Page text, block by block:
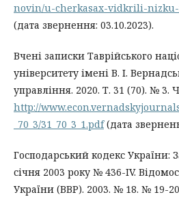
novin/u-cherkasax-vidkrili-
(дата звернення: 03.10.2023).
Вчені записки Таврійського
університету імені В. І.
управління. 2020. Т. 31 (70). № 3.
http://
_70_3/31_70_3_1.pdf(дата
Господарський кодекс України:
січня 2003 року № 436-IV.
України (ВВР). 2003. № 18. № 19-